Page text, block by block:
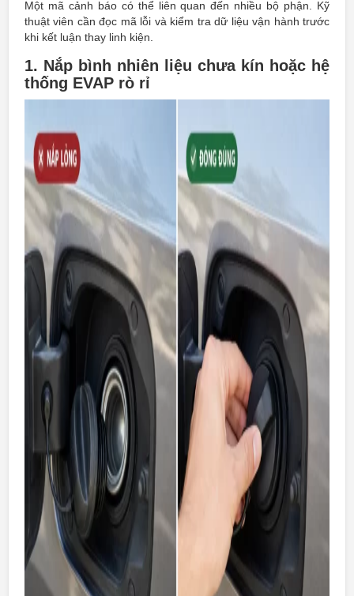
Một mã cảnh báo có thể liên quan đến nhiều bộ phận. Kỹ
thuật viên cần đọc mã lỗi và kiểm tra dữ liệu vận hành trước
khi kết luận thay linh kiện.
1. Nắp bình nhiên liệu chưa kín hoặc hệ
thống EVAP rò rỉ